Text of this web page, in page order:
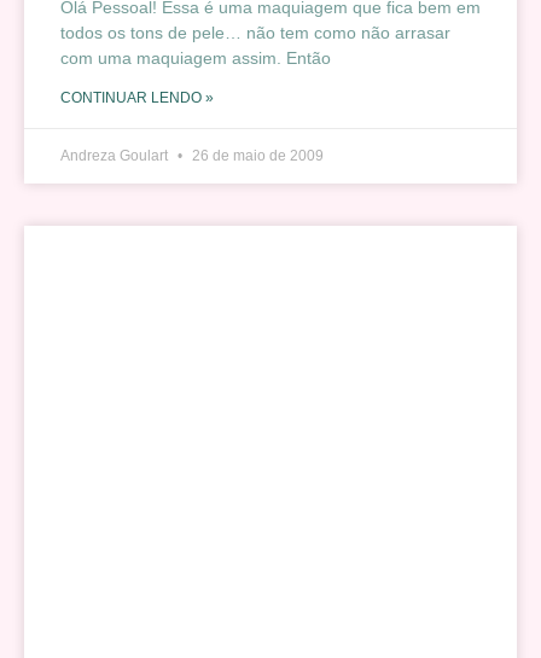
Olá Pessoal! Essa é uma maquiagem que fica bem em
todos os tons de pele… não tem como não arrasar
com uma maquiagem assim. Então
CONTINUAR LENDO »
Andreza Goulart 26 de maio de 2009